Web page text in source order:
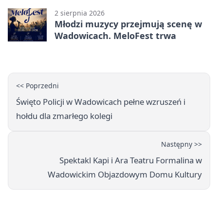
2 sierpnia 2026
Młodzi muzycy przejmują scenę w
Wadowicach. MeloFest trwa
<< Poprzedni
Święto Policji w Wadowicach pełne wzruszeń i
hołdu dla zmarłego kolegi
Następny >>
Spektakl Kapi i Ara Teatru Formalina w
Wadowickim Objazdowym Domu Kultury